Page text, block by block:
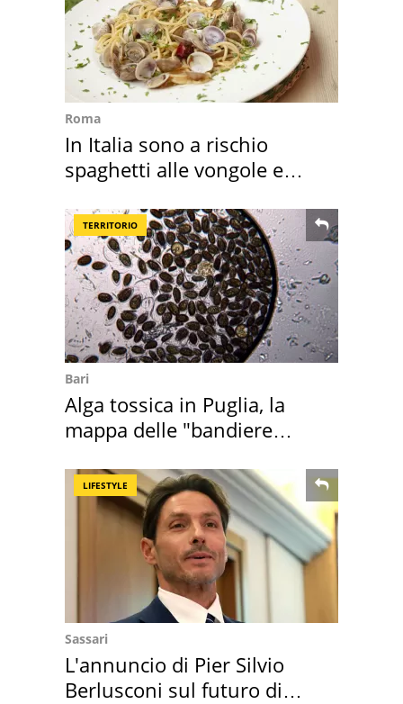
Roma
In Italia sono a rischio
spaghetti alle vongole e
TERRITORIO
Bari
Alga tossica in Puglia, la
mappa delle "bandiere
LIFESTYLE
Sassari
L'annuncio di Pier Silvio
Berlusconi sul futuro di